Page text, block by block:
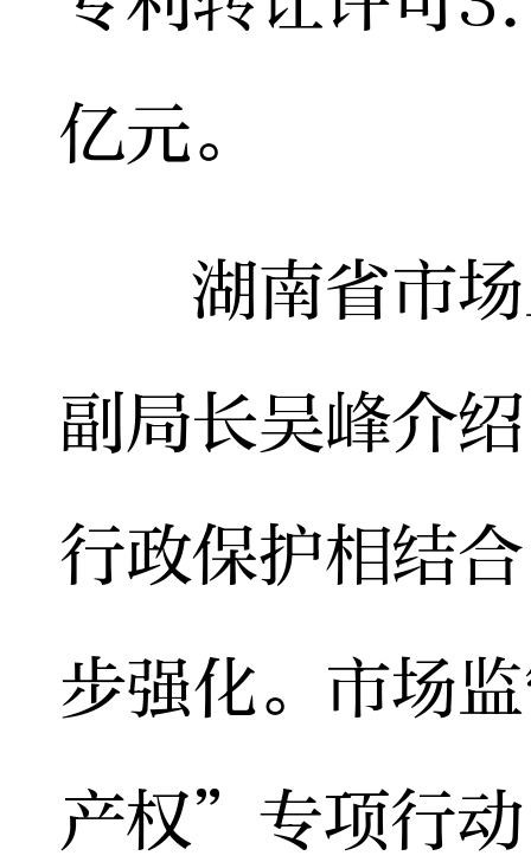
亿元。
湖南省市场
副局长吴峰介
行政保护相结
步强化。市场
产权”专项行